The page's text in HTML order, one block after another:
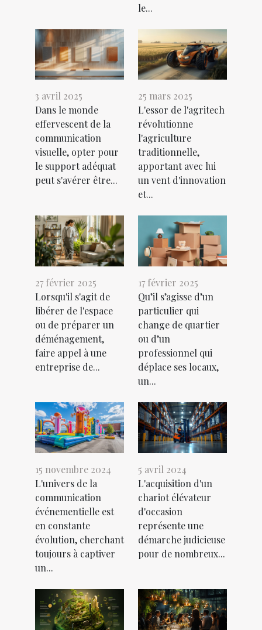
le...
3 avril 2025
Dans le monde
effervescent de la
communication
visuelle, opter pour
le support adéquat
peut s'avérer être...
25 mars 2025
L'essor de l'agritech
révolutionne
l'agriculture
traditionnelle,
apportant avec lui
un vent d'innovation
et...
27 février 2025
Lorsqu'il s'agit de
libérer de l'espace
ou de préparer un
déménagement,
faire appel à une
entreprise de...
17 février 2025
Qu’il s’agisse d’un
particulier qui
change de quartier
ou d’un
professionnel qui
déplace ses locaux,
un...
15 novembre 2024
L'univers de la
communication
événementielle est
en constante
évolution, cherchant
toujours à captiver
un...
5 avril 2024
L'acquisition d'un
chariot élévateur
d'occasion
représente une
démarche judicieuse
pour de nombreux...